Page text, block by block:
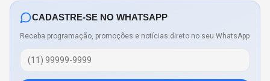
CADASTRE-SE NO WHATSAPP
Receba programação, promoções e notícias direto no seu WhatsApp